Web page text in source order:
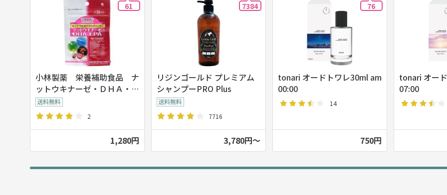
61
小林製薬 栄養補助食品 ナ
ットウキナーゼ・ＤＨＡ・Ｅ
ＰＡ 30粒 約30日分
2
1,280円
7384
リジンゴールド プレミアム
シャンプーPRO Plus
7716
3,780円～
76
tonari オードトワレ30ml am
00:00
14
750円
tonari オード
07:00